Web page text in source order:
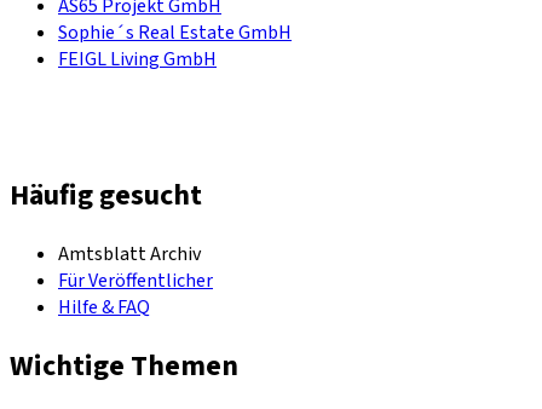
AS65 Projekt GmbH
Sophie´s Real Estate GmbH
FEIGL Living GmbH
Häufig gesucht
Amtsblatt Archiv
Für Veröffentlicher
Hilfe & FAQ
Wichtige Themen